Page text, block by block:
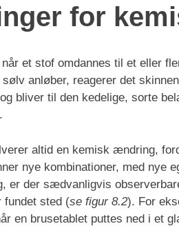
for
et stof omdannes til et eller
anløber, reagerer det
bliver til den kedelige, sorte
altid en kemisk ændring,
nye kombinationer, med nye
er der sædvanligvis
sted (se figur 8.2). For
en brusetablet puttes ned i et